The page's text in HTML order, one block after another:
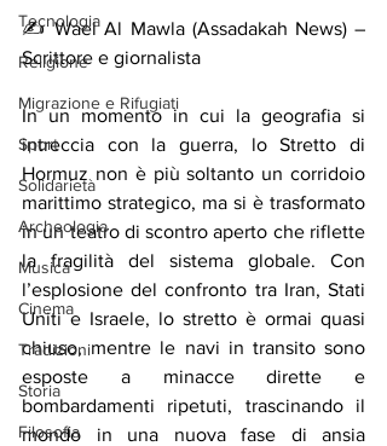
Tecnologia
Religione
Migrazione e Rifugiati
Sport
Solidarietà
Archeologia
Musica
Cinema
Tradizioni
Storia
Filosofia
✍️ Wael Al Mawla (Assadakah News) –
Scrittore e giornalista
In un momento in cui la geografia si
intreccia con la guerra, lo Stretto di
Hormuz non è più soltanto un corridoio
marittimo strategico, ma si è trasformato
in un teatro di scontro aperto che riflette
la fragilità del sistema globale. Con
l’esplosione del confronto tra Iran, Stati
Uniti e Israele, lo stretto è ormai quasi
chiuso, mentre le navi in transito sono
esposte a minacce dirette e
bombardamenti ripetuti, trascinando il
mondo in una nuova fase di ansia